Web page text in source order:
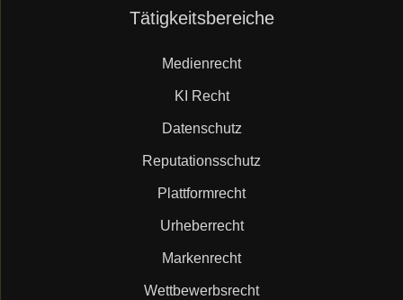
Tätigkeitsbereiche
Medienrecht
KI Recht
Datenschutz
Reputationsschutz
Plattformrecht
Urheberrecht
Markenrecht
Wettbewerbsrecht